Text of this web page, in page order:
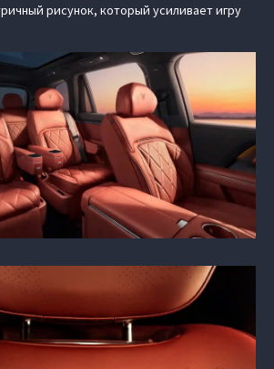
рисунок, который усиливает игру